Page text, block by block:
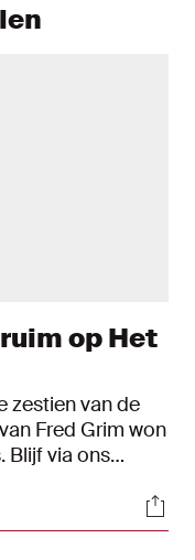
op Het
zestien van de
Fred Grim won
Blijf via ons